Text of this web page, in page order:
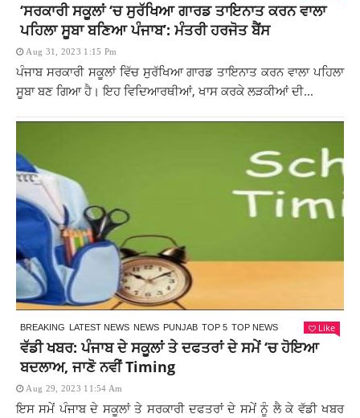
‘ਸਰਕਾਰੀ ਸਕੂਲਾਂ ‘ਚ ਸੁਰੱਖਿਆ ਗਾਰਡ ਤਾਇਨਾਤ ਕਰਨ ਵਾਲਾ
ਪਹਿਲਾ ਸੂਬਾ ਬਣਿਆ ਪੰਜਾਬ’: ਮੰਤਰੀ ਹਰਜੋਤ ਬੈਂਸ
Aug 31, 2023 1:15 Pm
ਪੰਜਾਬ ਸਰਕਾਰੀ ਸਕੂਲਾਂ ਵਿੱਚ ਸੁਰੱਖਿਆ ਗਾਰਡ ਤਾਇਨਾਤ ਕਰਨ ਵਾਲਾ ਪਹਿਲਾ
ਸੂਬਾ ਬਣ ਗਿਆ ਹੈ। ਇਹ ਵਿਦਿਆਰਥੀਆਂ, ਖਾਸ ਕਰਕੇ ਲੜਕੀਆਂ ਦੀ...
BREAKING LATEST NEWS NEWS PUNJAB TOP 5 TOP NEWS Like
ਵੱਡੀ ਖਬਰ: ਪੰਜਾਬ ਦੇ ਸਕੂਲਾਂ ਤੇ ਦਫਤਰਾਂ ਦੇ ਸਮੇਂ ‘ਚ ਹੋਇਆ
ਬਦਲਾਅ, ਜਾਣੋ ਨਵੀਂ Timing
Aug 29, 2023 11:54 Am
ਇਸ ਸਮੇਂ ਪੰਜਾਬ ਦੇ ਸਕੂਲਾਂ ਤੇ ਸਰਕਾਰੀ ਦਫਤਰਾਂ ਦੇ ਸਮੇਂ ਨੂੰ ਲੈ ਕੇ ਵੱਡੀ ਖਬਰ